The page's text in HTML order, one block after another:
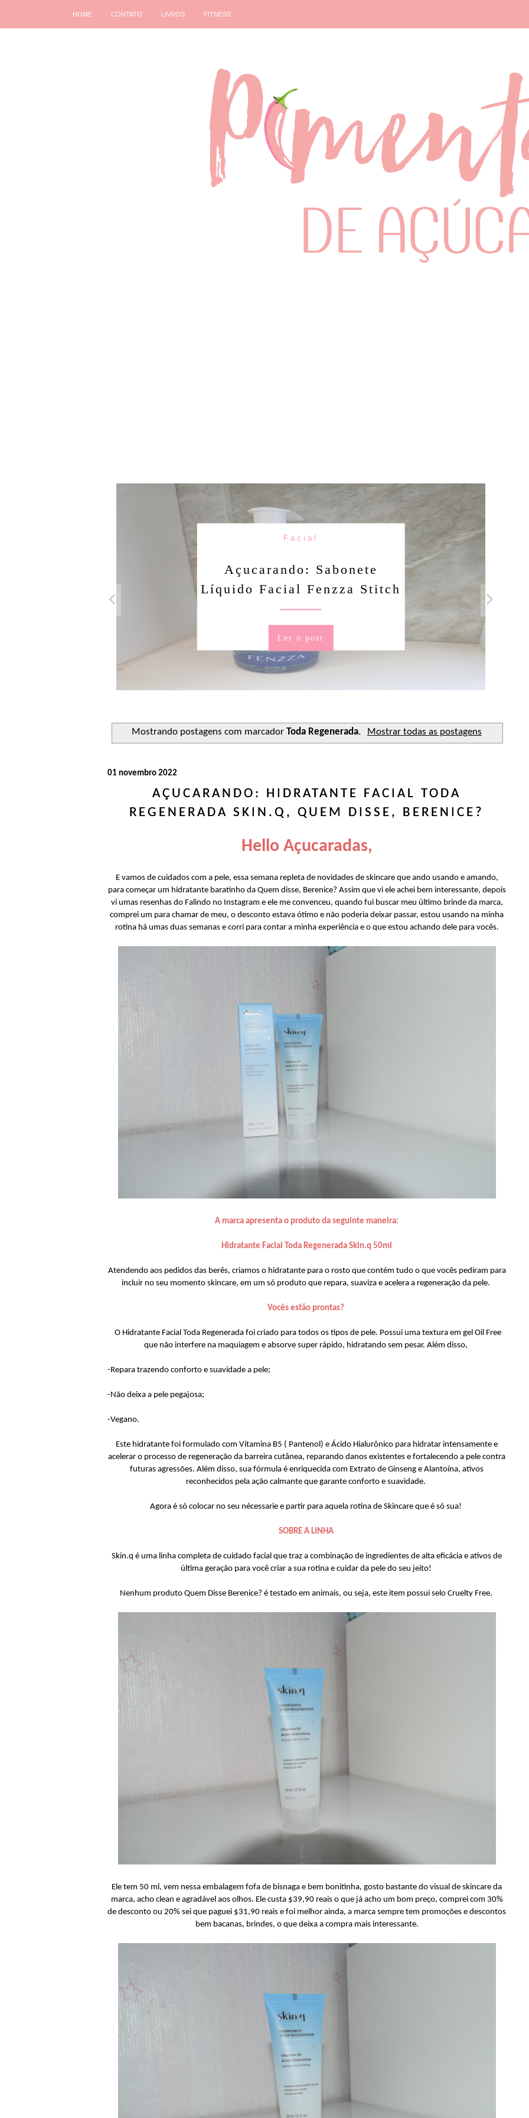
HOME CONTATO LIVROS FITNESS
Facial
Açucarando: Sabonete
Líquido Facial Fenzza Stitch
Ler o post
Mostrando postagens com marcador Toda Regenerada. Mostrar todas as postagens
01 novembro 2022
AÇUCARANDO: HIDRATANTE FACIAL TODA
REGENERADA SKIN.Q, QUEM DISSE, BERENICE?
Hello Açucaradas,
E vamos de cuidados com a pele, essa semana repleta de novidades de skincare que ando usando e amando,
para começar um hidratante baratinho da Quem disse, Berenice? Assim que vi ele achei bem interessante, depois
vi umas resenhas do Falindo no Instagram e ele me convenceu, quando fui buscar meu último brinde da marca,
comprei um para chamar de meu, o desconto estava ótimo e não poderia deixar passar, estou usando na minha
rotina há umas duas semanas e corri para contar a minha experiência e o que estou achando dele para vocês.
A marca apresenta o produto da seguinte maneira:
Hidratante Facial Toda Regenerada Skin.q 50ml
Atendendo aos pedidos das berês, criamos o hidratante para o rosto que contém tudo o que vocês pediram para
incluir no seu momento skincare, em um só produto que repara, suaviza e acelera a regeneração da pele.
Vocês estão prontas?
O Hidratante Facial Toda Regenerada foi criado para todos os tipos de pele. Possui uma textura em gel Oil Free
que não interfere na maquiagem e absorve super rápido, hidratando sem pesar. Além disso,
-Repara trazendo conforto e suavidade a pele;
-Não deixa a pele pegajosa;
-Vegano.
Este hidratante foi formulado com Vitamina B5 ( Pantenol) e Ácido Hialurônico para hidratar intensamente e
acelerar o processo de regeneração da barreira cutânea, reparando danos existentes e fortalecendo a pele contra
futuras agressões. Além disso, sua fórmula é enriquecida com Extrato de Ginseng e Alantoína, ativos
reconhecidos pela ação calmante que garante conforto e suavidade.
Agora é só colocar no seu nécessarie e partir para aquela rotina de Skincare que é só sua!
SOBRE A LINHA
Skin.q é uma linha completa de cuidado facial que traz a combinação de ingredientes de alta eficácia e ativos de
última geração para você criar a sua rotina e cuidar da pele do seu jeito!
Nenhum produto Quem Disse Berenice? é testado em animais, ou seja, este item possui selo Cruelty Free.
Ele tem 50 ml, vem nessa embalagem fofa de bisnaga e bem bonitinha, gosto bastante do visual de skincare da
marca, acho clean e agradável aos olhos. Ele custa $39,90 reais o que já acho um bom preço, comprei com 30%
de desconto ou 20% sei que paguei $31,90 reais e foi melhor ainda, a marca sempre tem promoções e descontos
bem bacanas, brindes, o que deixa a compra mais interessante.